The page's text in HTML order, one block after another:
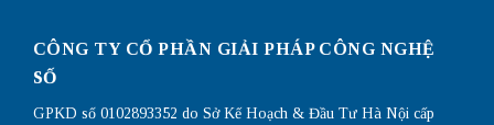
CÔNG TY CỔ PHẦN GIẢI PHÁP CÔNG NGHỆ
SỐ
GPKD số 0102893352 do Sở Kế Hoạch & Đầu Tư Hà Nội cấp